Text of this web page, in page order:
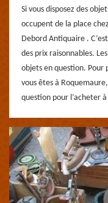
Si vous disposez des
occupent de la place
Debord Antiquaire .
des prix raisonnables.
objets en question. Pour
vous êtes à
question pour l’acheter